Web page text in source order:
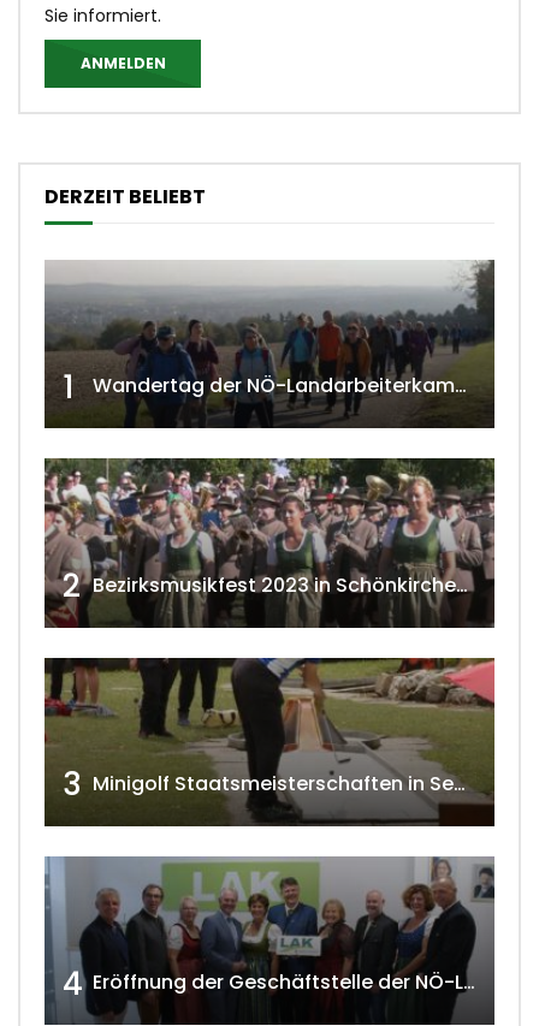
Sie informiert.
ANMELDEN
DERZEIT BELIEBT
1 Wandertag der NÖ-Landarbeiterkammer in Hollabrunn 2024
2 Bezirksmusikfest 2023 in Schönkirchen-Reyersdorf
3 Minigolf Staatsmeisterschaften in Seefeld-Kadolz w4tv174
4 Eröffnung der Geschäftstelle der NÖ-Landarbeiterkammer in Mistelbach w4tv174